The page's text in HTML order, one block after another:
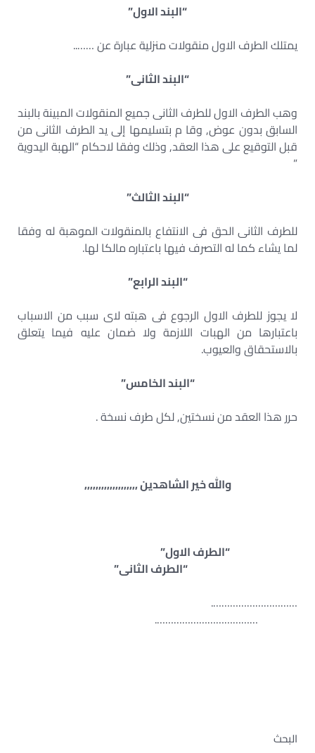
“البند الاول”
يمتلك الطرف الاول منقولات منزلية عبارة عن ……..
“البند الثانى”
وهب الطرف الاول للطرف الثانى جميع المنقولات المبينة بالبند
السابق بدون عوض, وقا م بتسليمها إلى يد الطرف الثانى من
قبل التوقيع على هذا العقد, وذلك وفقا لاحكام “الهبة اليدوية
”
“البند الثالث”
للطرف الثانى الحق فى الانتفاع بالمنقولات الموهبة له وفقا
لما يشاء كما له التصرف فيها باعتباره مالكا لها.
“البند الرابع”
لا يجوز للطرف الاول الرجوع فى هبته لاى سبب من الاسباب
باعتبارها من الهبات اللازمة ولا ضمان عليه فيما يتعلق
بالاستحقاق والعيوب.
“البند الخامس”
حرر هذا العقد من نسختين, لكل طرف نسخة .
والله خير الشاهدين ,,,,,,,,,,,,,,,,,,,
“الطرف الاول”
“الطرف الثانى”
………………………….
……………………………….
البحث